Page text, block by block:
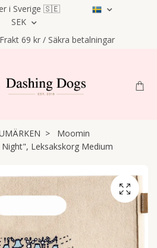
i Sverige 🇸🇪
SEK
69 kr / Säkra betalningar
Moomin
Leksakskorg Medium